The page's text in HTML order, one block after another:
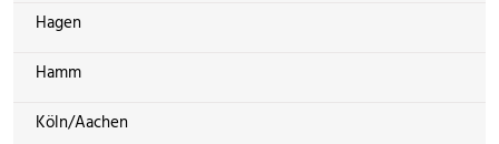
Hagen
Hamm
Köln/Aachen